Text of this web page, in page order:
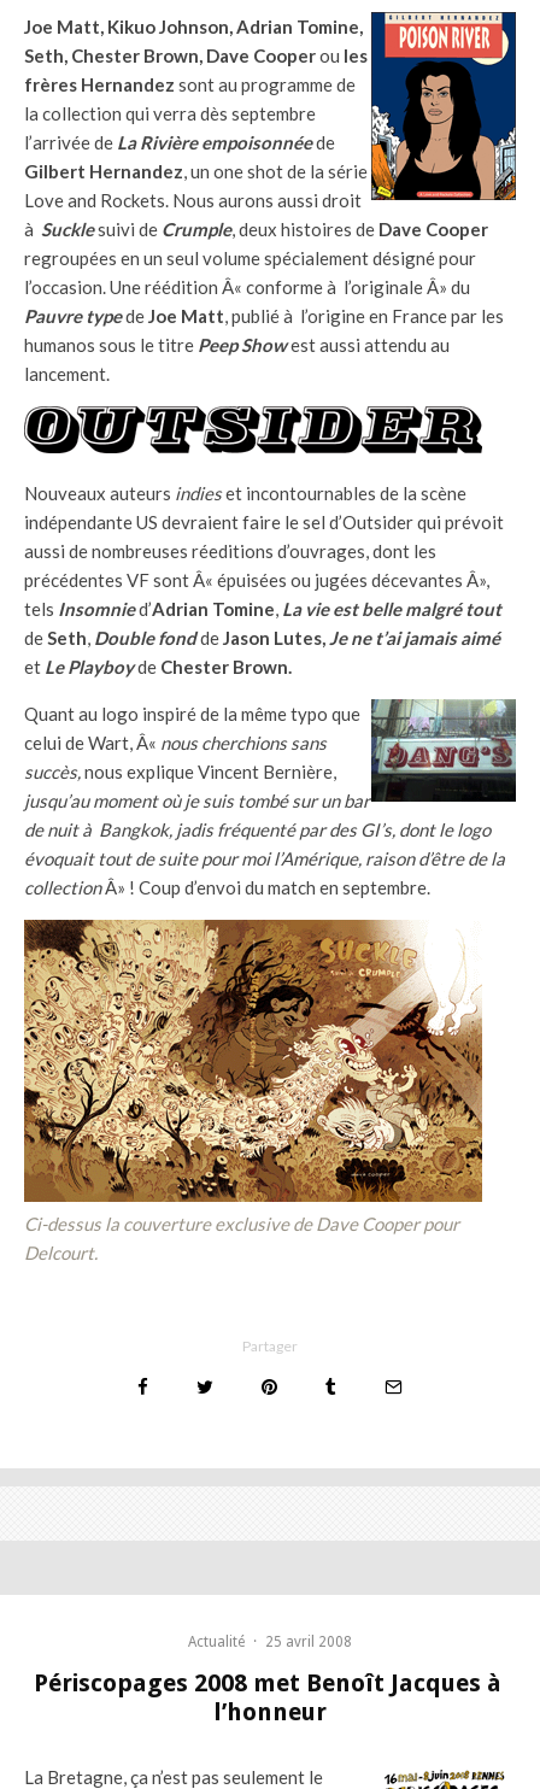
Joe Matt, Kikuo Johnson, Adrian Tomine,
Seth, Chester Brown, Dave Cooperou les
frères Hernandez sont au programme de
la collection qui verra dès septembre
l’arrivée de La Rivière empoisonnéede
Gilbert Hernandez, un one shot de la série
Love and Rockets. Nous aurons aussi droit
à Sucklesuivi de Crumple, deux histoires de Dave Cooper
regroupées en un seul volume spécialement désigné pour
l’occasion. Une réédition Â« conforme à l’originale Â» du
Pauvre typedeJoe Matt, publié à l’origine en France par les
humanos sous le titre Peep Showest aussi attendu au
lancement.
Nouveaux auteurs indieset incontournables de la scène
indépendante US devraient faire le sel d’Outsider qui prévoit
aussi de nombreuses réeditions d’ouvrages, dont les
précédentes VF sont Â« épuisées ou jugées décevantes Â»,
tels Insomnied’Adrian Tomine, La vie est belle malgré tout
deSeth, Double fonddeJason Lutes,Je ne t’ai jamais aimé
et Le Playboyde Chester Brown.
Quant au logo inspiré de la même typo que
celui de Wart, Â« nous cherchions sans
succès,nous explique Vincent Bernière,
jusqu’au moment où je suis tombé sur un bar
de nuit à Bangkok, jadis fréquenté par des GI’s, dont le logo
évoquait tout de suite pour moi l’Amérique, raison d’être de la
collectionÂ» ! Coup d’envoi du match en septembre.
Ci-dessus la couverture exclusive de Dave Cooper pour
Delcourt.
Partager
Actualité · 25 avril 2008
Périscopages 2008 met Benoît Jacques à
l’honneur
La Bretagne, ça n’est pas seulement le